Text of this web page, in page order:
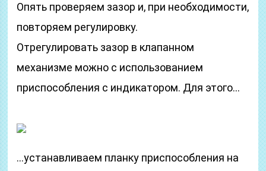
Опять проверяем зазор и, при необходимости,
повторяем регулировку.
Отрегулировать зазор в клапанном
механизме можно с использованием
приспособления с индикатором. Для этого…
…устанавливаем планку приспособления на